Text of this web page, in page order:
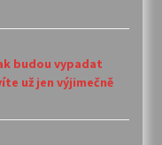
budou vypadat
už jen výjimečně